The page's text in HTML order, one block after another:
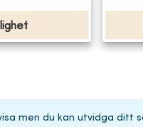
men du kan utvidga